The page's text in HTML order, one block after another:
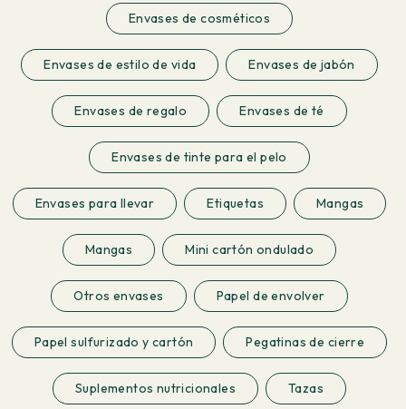
Envases de cosméticos
Envases de estilo de vida Envases de jabón
Envases de regalo Envases de té
Envases de tinte para el pelo
Envases para llevar Etiquetas Mangas
Mangas Mini cartón ondulado
Otros envases Papel de envolver
Papel sulfurizado y cartón Pegatinas de cierre
Suplementos nutricionales Tazas